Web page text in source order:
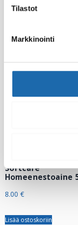
Tilastot
Markkinointi
Softcare
Homeenestoaine
8.00 €
Lisää ostoskoriin